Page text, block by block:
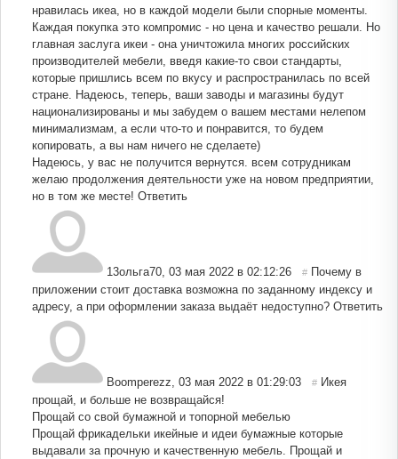
нравилась икеа, но в каждой модели были спорные моменты.
Каждая покупка это компромис - но цена и качество решали. Но
главная заслуга икеи - она уничтожила многих российских
производителей мебели, введя какие-то свои стандарты,
которые пришлись всем по вкусу и распространилась по всей
стране. Надеюсь, теперь, ваши заводы и магазины будут
национализированы и мы забудем о вашем местами нелепом
минимализмам, а если что-то и понравится, то будем
копировать, а вы нам ничего не сделаете)
Надеюсь, у вас не получится вернутся. всем сотрудникам
желаю продолжения деятельности уже на новом предприятии,
но в том же месте! Ответить
13ольга70 03 мая 2022 в 02:12:26 # Почему в
приложении стоит доставка возможна по заданному индексу и
адресу, а при оформлении заказа выдаёт недоступно? Ответить
Boomperezz 03 мая 2022 в 01:29:03 # Икея
прощай, и больше не возвращайся!
Прощай со свой бумажной и топорной мебелью
Прощай фрикадельки икейные и идеи бумажные которые
выдавали за прочную и качественную мебель. Прощай и